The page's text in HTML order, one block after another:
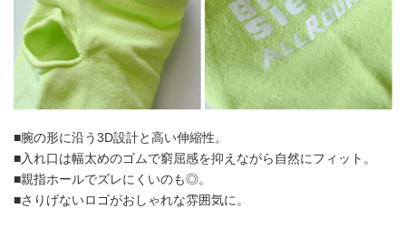
■腕の形に沿う3D設計と高い伸縮性。
■入れ口は幅太めのゴムで窮屈感を抑えながら自然にフィット。
■親指ホールでズレにくいのも◎。
■さりげないロゴがおしゃれな雰囲気に。